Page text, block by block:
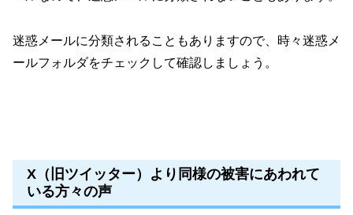
迷惑メールに分類されることもありますので、時々迷惑メ
ールフォルダをチェックして確認しましょう。
X（旧ツイッター）より同様の被害にあわれて
いる方々の声